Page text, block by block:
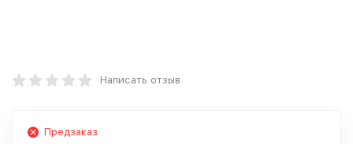
Написать отзыв
Предзаказ